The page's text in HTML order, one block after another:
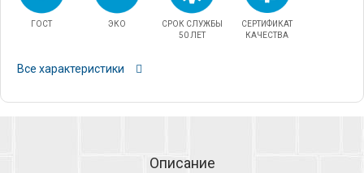
ГОСТ ЭКО
СРОК СЛУЖБЫ
50 ЛЕТ
СЕРТИФИКАТ
КАЧЕСТВА
Все характеристики
Описание